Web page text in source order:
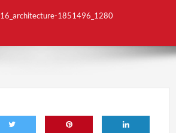
16_architecture-1851496_1280